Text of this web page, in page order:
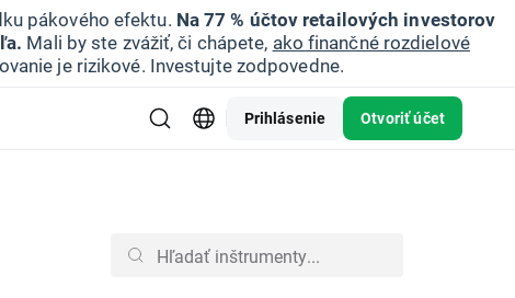
pákového efektu. Na 77 % účtov retailových investorov
Mali by ste zvážiť, či chápete, ako finančné rozdielové
je rizikové. Investujte zodpovedne.
Prihlásenie Otvoriť účet